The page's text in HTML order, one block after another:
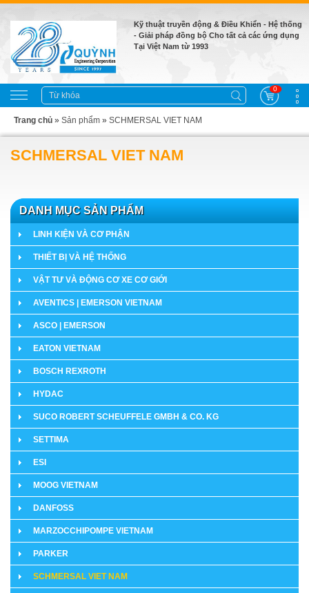
Kỹ thuật truyền động & Điều Khiển - Hệ thống
- Giải pháp đồng bộ Cho tất cả các ứng dụng
Tại Việt Nam từ 1993
0
Trang chủ » Sản phẩm » SCHMERSAL VIET NAM
SCHMERSAL VIET NAM
DANH MỤC SẢN PHẨM
LINH KIỆN VÀ CƠ PHẬN
THIẾT BỊ VÀ HỆ THỐNG
VẬT TƯ VÀ ĐỘNG CƠ XE CƠ GIỚI
AVENTICS | EMERSON VIETNAM
ASCO | EMERSON
EATON VIETNAM
BOSCH REXROTH
HYDAC
SUCO ROBERT SCHEUFFELE GMBH & CO. KG
SETTIMA
ESI
MOOG VIETNAM
DANFOSS
MARZOCCHIPOMPE VIETNAM
PARKER
SCHMERSAL VIET NAM